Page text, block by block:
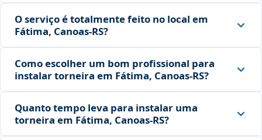
O serviço é totalmente feito no local em
Fátima, Canoas‑RS?
Como escolher um bom profissional para
instalar torneira em Fátima, Canoas‑RS?
Quanto tempo leva para instalar uma
torneira em Fátima, Canoas‑RS?